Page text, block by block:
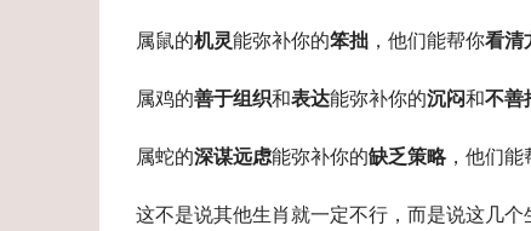
属鼠的机灵能弥补你的笨拙 ，他们能帮你看清
属鸡的善于组织和表达能弥补你的沉闷和不善
属蛇的深谋远虑能弥补你的缺乏策略，他们能
这不是说其他生肖就一定不行，而是说这几个